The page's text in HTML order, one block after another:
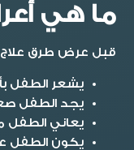
ما هي
قبل عرض طرق
يشعر الطفل
يجد الطفل
يعاني الطفل
يكون الطفل